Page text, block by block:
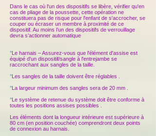
Dans le cas où l'un des dispositifs se libère, vérifier qu'en
cas de pliage de la poussette, cette opération ne
constituera pas de risque pour l'enfant de s'accrocher, se
couper ou écraser un membre à proximité de ce
dispositif. Au moins l’un des dispositifs de verrouillage
devra s’actionner automatique
°Le harnais – Assurez-vous que l'élément d'assise est
équipé d'un dispositif/sangle à l'entrejambe se
raccrochant aux sangles de la taille.
°Les sangles de la taille doivent être réglables .
°La largeur minimum des sangles sera de 20 mm .
°Le système de retenue du système doit être conforme à
toutes les positions assises possibles .
Les éléments dont la longueur intérieure est supérieure à
80 cm (en position couchée) comprendront deux points
de connexion au harnais.